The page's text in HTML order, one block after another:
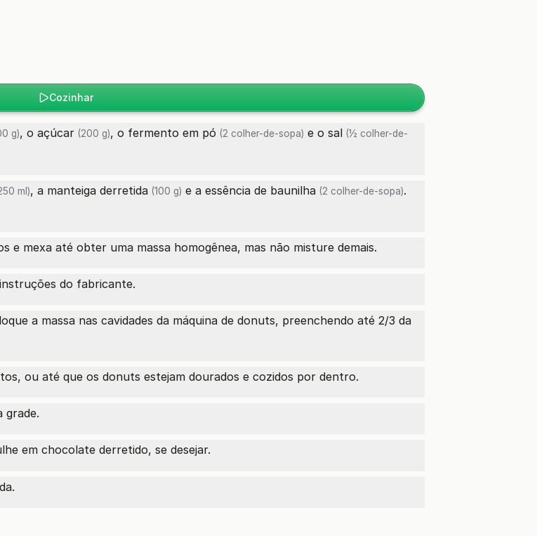
Cozinhar
g), o açúcar (200 g), o fermento em pó (2 colher-de-sopa) e o sal (½ colher-de-
ml), a manteiga derretida (100 g) e a essência de baunilha (2 colher-de-sopa).
e mexa até obter uma massa homogênea, mas não misture demais.
do fabricante.
a massa nas cavidades da máquina de donuts, preenchendo até 2/3 da
ou até que os donuts estejam dourados e cozidos por dentro.
grade.
em chocolate derretido, se desejar.